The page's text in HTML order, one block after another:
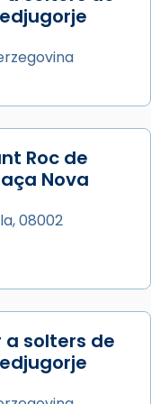
i
Cugat, a
la tradició
a Júlia”) i
=
l’any 1667, el
en una obra
Iluro.
Roc de
Nova
08002
solters de